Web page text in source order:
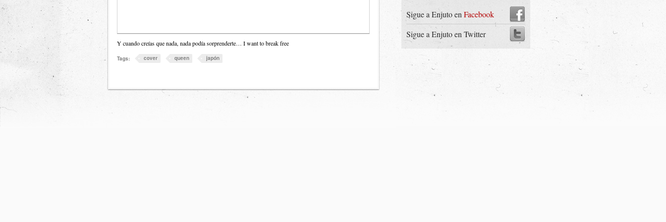
Y cuando creías que nada, nada podía sorprenderte… I want to break free
Tags: cover queen japón
Sigue a Enjuto en Facebook
Sigue a Enjuto en Twitter